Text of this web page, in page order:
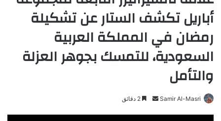
أباريل تكشف الستار عن تشكيلة
رمضان في المملكة العربية
السعودية، للتمسك بجوهر العزلة
والتأمل
Samir Al-Masri